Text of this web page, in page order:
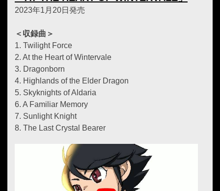
2023年1月20日発売
＜収録曲＞
1. Twilight Force
2. At the Heart of Wintervale
3. Dragonborn
4. Highlands of the Elder Dragon
5. Skyknights of Aldaria
6. A Familiar Memory
7. Sunlight Knight
8. The Last Crystal Bearer